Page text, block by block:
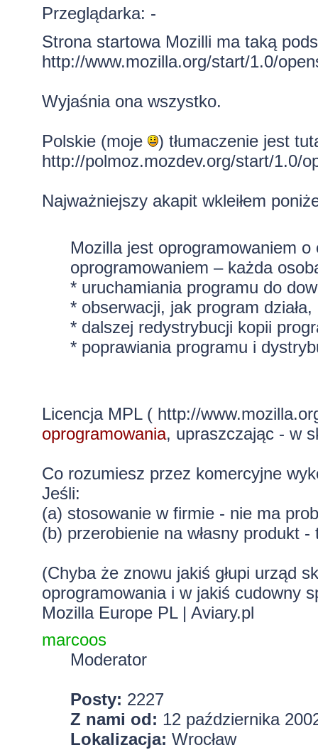
Przeglądarka: -
Strona startowa Mozilli ma taką
http://www.mozilla.org/start/1.0/
Wyjaśnia ona wszystko.
Polskie (moje
) tłumaczenie jest
http://polmoz.mozdev.org/start/1.0/
Najważniejszy akapit wkleiłem
Mozilla jest oprogramowaniem
oprogramowaniem – każda
* uruchamiania programu do
* obserwacji, jak program
* dalszej redystrybucji kopii
* poprawiania programu i
Licencja MPL ( http://
oprogramowania, upraszczając - w
Co rozumiesz przez komercyjne
Jeśli:
(a) stosowanie w firmie - nie ma
(b) przerobienie na własny produkt -
(Chyba że znowu jakiś głupi urząd
oprogramowania i w jakiś cudowny
Mozilla Europe PL| Aviary.pl
marcoos
Moderator
Posty: 2227
Z nami od: 12 października
Lokalizacja: Wrocław